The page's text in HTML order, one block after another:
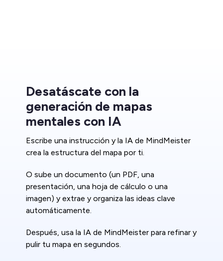
Desatáscate con la
generación de mapas
mentales con IA
Escribe una instrucción y la IA de MindMeister
crea la estructura del mapa por ti.
O sube un documento (un PDF, una
presentación, una hoja de cálculo o una
imagen) y extrae y organiza las ideas clave
automáticamente.
Después, usa la IA de MindMeister para refinar y
pulir tu mapa en segundos.